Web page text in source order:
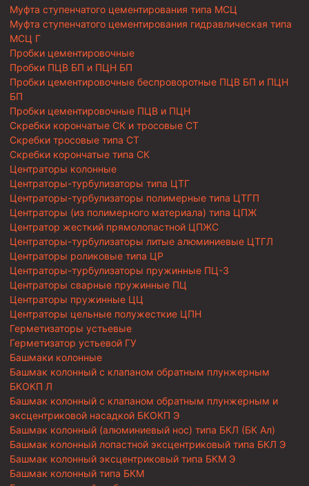
Муфта ступенчатого цементирования типа МСЦ
Муфта ступенчатого цементирования гидравлическая типа
МСЦ Г
Пробки цементировочные
Пробки ПЦВ БП и ПЦН БП
Пробки цементировочные беспроворотные ПЦВ БП и ПЦН
БП
Пробки цементировочные ПЦВ и ПЦН
Скребки корончатые СК и тросовые СТ
Скребки тросовые типа СТ
Скребки корончатые типа СК
Центраторы колонные
Центраторы-турбулизаторы типа ЦТГ
Центраторы-турбулизаторы полимерные типа ЦТГП
Центраторы (из полимерного материала) типа ЦПЖ
Центратор жесткий прямолопастной ЦПЖС
Центраторы-турбулизаторы литые алюминиевые ЦТГЛ
Центраторы роликовые типа ЦР
Центраторы-турбулизаторы пружинные ПЦ-3
Центраторы сварные пружинные ПЦ
Центраторы пружинные ЦЦ
Центраторы цельные полужесткие ЦПН
Герметизаторы устьевые
Герметизатор устьевой ГУ
Башмаки колонные
Башмак колонный с клапаном обратным плунжерным
БКОКП Л
Башмак колонный с клапаном обратным плунжерным и
эксцентриковой насадкой БКОКП Э
Башмак колонный (алюминиевый нос) типа БКЛ (БК Ал)
Башмак колонный лопастной эксцентриковый типа БКЛ Э
Башмак колонный эксцентриковый типа БКМ Э
Башмак колонный типа БКМ